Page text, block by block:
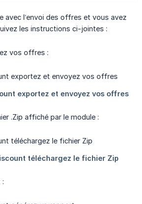
avec l’envoi des offres et vous avez
les instructions ci-jointes :
vos offres :
.Zip affiché par le module :
: